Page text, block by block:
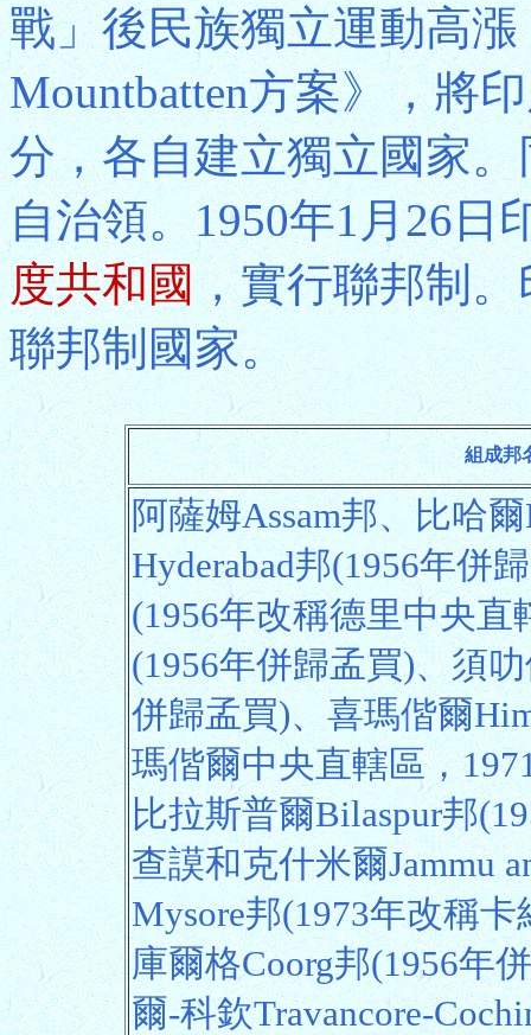
戰」後民族獨立運動高
Mountbatten方案》，將
分，各自建立獨立國家
自治領。1950年1月26日
度共和國，實行聯邦制
聯邦制國家。
組成邦
阿薩姆Assam邦、比哈
Hyderabad邦(1956年併
(1956年改稱德里中央直
(1956年併歸孟買)、須叻
併歸孟買)、喜瑪偕爾
瑪偕爾中央直轄區，
比拉斯普爾Bilaspur邦
查謨和克什米爾Jammu
Mysore邦(1973年改稱卡
庫爾格Coorg邦(1956年
爾-科欽Travancore-